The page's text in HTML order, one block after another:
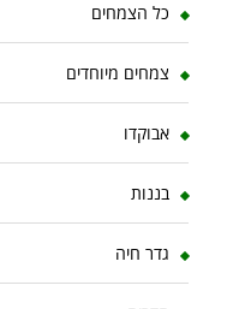
כל הצמחים
צמחים מיוחדים
אבוקדו
בננות
גדר חיה